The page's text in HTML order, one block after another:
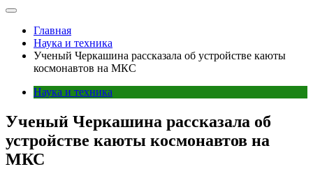
Главная
Наука и техника
Ученый Черкашина рассказала об устройстве каюты
космонавтов на МКС
Наука и техника
Ученый Черкашина рассказала об
устройстве каюты космонавтов на
МКС